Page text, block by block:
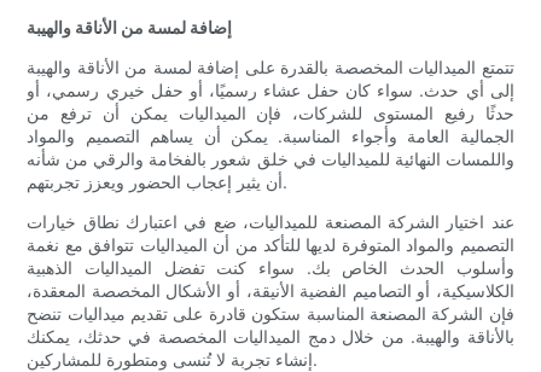
إضافة لمسة من الأناقة والهيبة
تتمتع الميداليات المخصصة بالقدرة على إضافة لمسة من الأناقة والهيبة
إلى أي حدث. سواء كان حفل عشاء رسميًا، أو حفل خيري رسمي، أو
حدثًا رفيع المستوى للشركات، فإن الميداليات يمكن أن ترفع من
الجمالية العامة وأجواء المناسبة. يمكن أن يساهم التصميم والمواد
واللمسات النهائية للميداليات في خلق شعور بالفخامة والرقي من شأنه
أن يثير إعجاب الحضور ويعزز تجربتهم.
عند اختيار الشركة المصنعة للميداليات، ضع في اعتبارك نطاق خيارات
التصميم والمواد المتوفرة لديها للتأكد من أن الميداليات تتوافق مع نغمة
وأسلوب الحدث الخاص بك. سواء كنت تفضل الميداليات الذهبية
الكلاسيكية، أو التصاميم الفضية الأنيقة، أو الأشكال المخصصة المعقدة،
فإن الشركة المصنعة المناسبة ستكون قادرة على تقديم ميداليات تنضح
بالأناقة والهيبة. من خلال دمج الميداليات المخصصة في حدثك، يمكنك
إنشاء تجربة لا تُنسى ومتطورة للمشاركين.